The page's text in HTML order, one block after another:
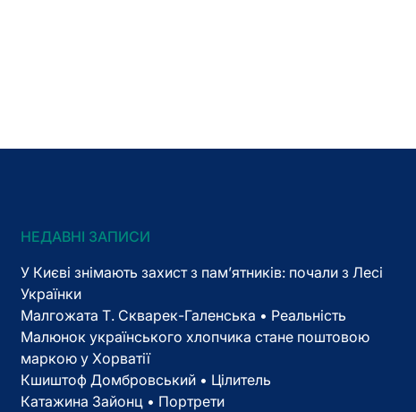
НЕДАВНІ ЗАПИСИ
У Києві знімають захист з пам’ятників: почали з Лесі
Українки
Малгожата Т. Скварек-Галенська • Реальність
Малюнок українського хлопчика стане поштовою
маркою у Хорватії
Кшиштоф Домбровський • Цілитель
Катажина Зайонц • Портрети